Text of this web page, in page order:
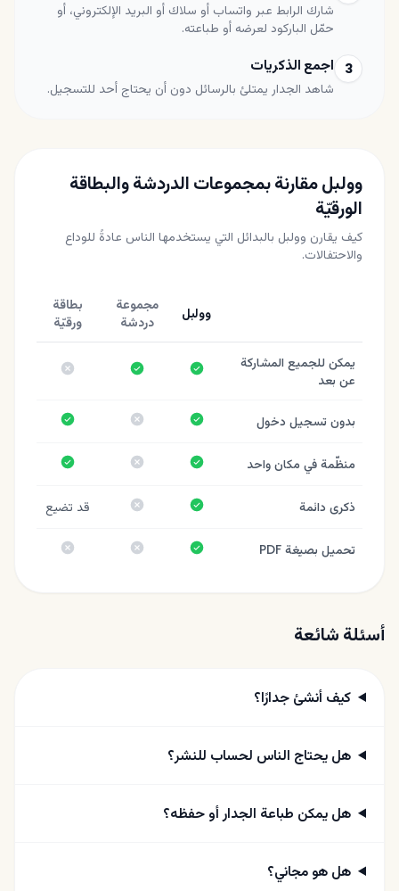
شارك الرابط عبر واتساب أو سلاك أو البريد الإلكتروني، أو
حمّل الباركود لعرضه أو طباعته.
3 اجمع الذكريات
شاهد الجدار يمتلئ بالرسائل دون أن يحتاج أحد للتسجيل.
وولبل مقارنة بمجموعات الدردشة والبطاقة
الورقيّة
كيف يقارن وولبل بالبدائل التي يستخدمها الناس عادةً للوداع
والاحتفالات.
وولبل
مجموعة
دردشة
بطاقة
ورقيّة
يمكن للجميع المشاركة
عن بعد
بدون تسجيل دخول
منظّمة في مكان واحد
ذكرى دائمة قد تضيع
تحميل بصيغة PDF
أسئلة شائعة
كيف أنشئ جدارًا؟
هل يحتاج الناس لحساب للنشر؟
هل يمكن طباعة الجدار أو حفظه؟
هل هو مجاني؟